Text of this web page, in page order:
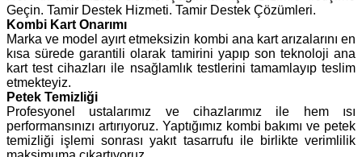
Geçin. Tamir Destek Hizmeti. Tamir Destek Çözümleri.
Kombi Kart Onarımı
Marka ve model ayırt etmeksizin kombi ana kart arızalarını en
kısa sürede garantili olarak tamirini yapıp son teknoloji ana
kart test cihazları ile nsağlamlık testlerini tamamlayıp teslim
etmekteyiz.
Petek Temizliği
Profesyonel ustalarımız ve cihazlarımız ile hem ısı
performansınızı artırıyoruz. Yaptığımız kombi bakımı ve petek
temizliği işlemi sonrası yakıt tasarrufu ile birlikte verimlilik